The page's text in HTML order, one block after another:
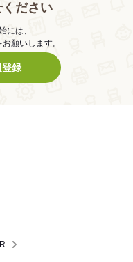
ださい
には、
願いします。
登録